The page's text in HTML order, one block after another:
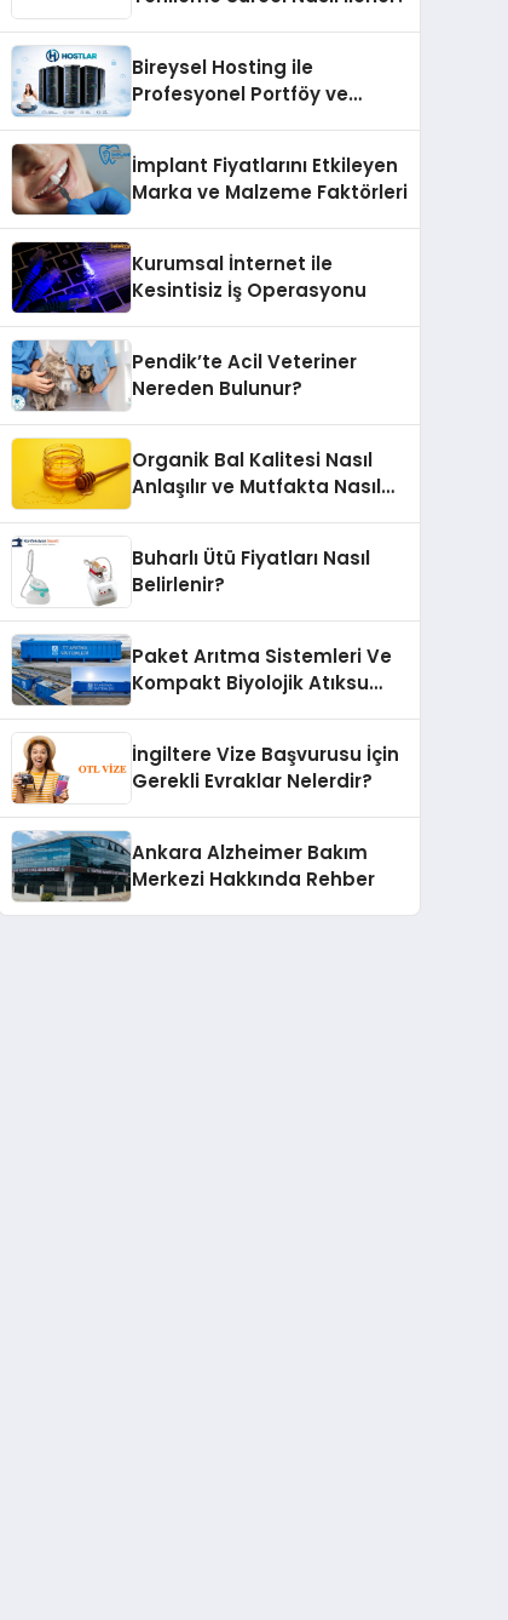
Bireysel Hosting ile
Profesyonel Portföy ve
İmplant Fiyatlarını Etkileyen
Marka ve Malzeme Faktörleri
Kurumsal İnternet ile
Kesintisiz İş Operasyonu
Pendik’te Acil Veteriner
Nereden Bulunur?
Organik Bal Kalitesi Nasıl
Anlaşılır ve Mutfakta Nasıl
Buharlı Ütü Fiyatları Nasıl
Belirlenir?
Paket Arıtma Sistemleri Ve
Kompakt Biyolojik Atıksu
İngiltere Vize Başvurusu İçin
Gerekli Evraklar Nelerdir?
Ankara Alzheimer Bakım
Merkezi Hakkında Rehber